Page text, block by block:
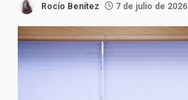
Rocío Benítez 7 de julio de 2026